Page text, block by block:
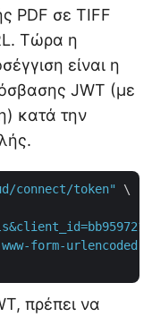
PDF σε TIFF
Τώρα η
είναι η
JWT (με
κατά την
connect/token"
\
form-urlencoded"
πρέπει να